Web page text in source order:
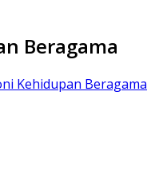
Beragama
Kehidupan Beragama